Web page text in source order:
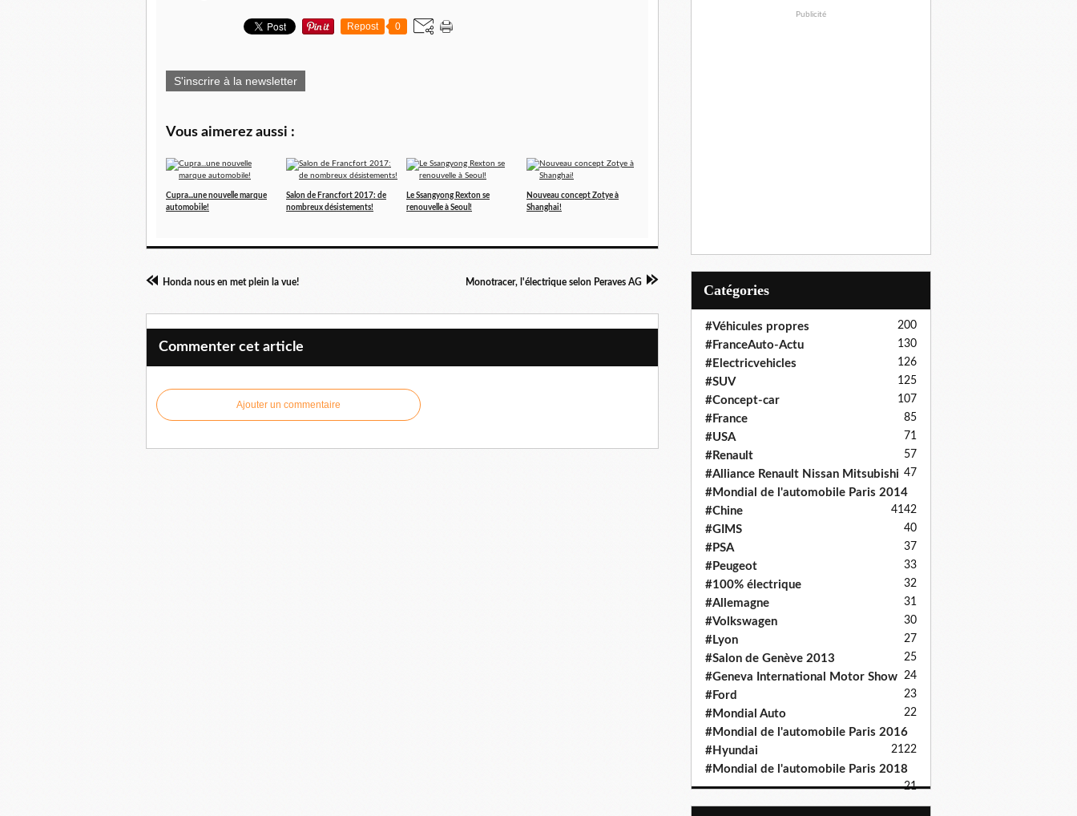
Repost 0
S'inscrire à la newsletter
Vous aimerez aussi :
Cupra...une nouvelle marque
automobile!
Salon de Francfort 2017: de
nombreux désistements!
Le Ssangyong Rexton se
renouvelle à Seoul!
Nouveau concept Zotye à
Shanghai!
Honda nous en met plein la vue! Monotracer, l'électrique selon Peraves AG
Commenter cet article
Ajouter un commentaire
Publicité
Catégories
#Véhicules propres 200
#FranceAuto-Actu 130
#Electricvehicles 126
#SUV 125
#Concept-car 107
#France 85
#USA 71
#Renault 57
#Alliance Renault Nissan Mitsubishi 47
#Mondial de l'automobile Paris 2014
42
#Chine 41
#GIMS 40
#PSA 37
#Peugeot 33
#100% électrique 32
#Allemagne 31
#Volkswagen 30
#Lyon 27
#Salon de Genève 2013 25
#Geneva International Motor Show 24
#Ford 23
#Mondial Auto 22
#Mondial de l'automobile Paris 2016
22
#Hyundai 21
#Mondial de l'automobile Paris 2018
21